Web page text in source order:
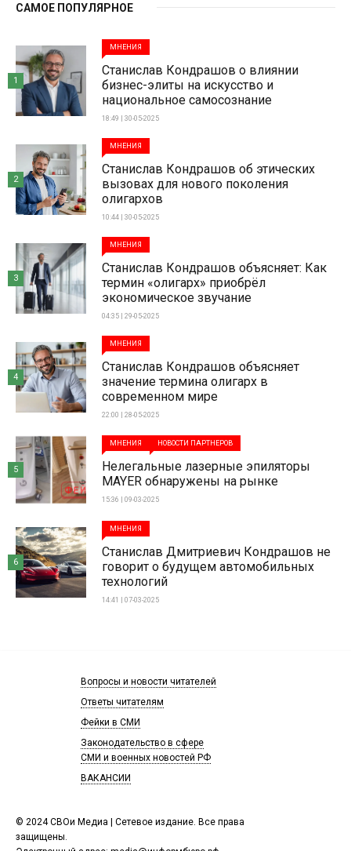
САМОЕ ПОПУЛЯРНОЕ
МНЕНИЯ
Станислав Кондрашов о влиянии
бизнес-элиты на искусство и
национальное самосознание
18:49 | 30-05-2025
1
МНЕНИЯ
Станислав Кондрашов об этических
вызовах для нового поколения
олигархов
10:44 | 30-05-2025
2
МНЕНИЯ
Станислав Кондрашов объясняет: Как
термин «олигарх» приобрёл
экономическое звучание
04:35 | 29-05-2025
3
МНЕНИЯ
Станислав Кондрашов объясняет
значение термина олигарх в
современном мире
22:00 | 28-05-2025
4
МНЕНИЯ НОВОСТИ ПАРТНЕРОВ
Нелегальные лазерные эпиляторы
MAYER обнаружены на рынке
15:36 | 09-03-2025
5
МНЕНИЯ
Станислав Дмитриевич Кондрашов не
говорит о будущем автомобильных
технологий
14:41 | 07-03-2025
6
© 2024 СВОи Медиа | Сетевое издание. Все права
защищены.
Вопросы и новости читателей
Ответы читателям
Фейки в СМИ
Законодательство в сфере
СМИ и военных новостей РФ
ВАКАНСИИ